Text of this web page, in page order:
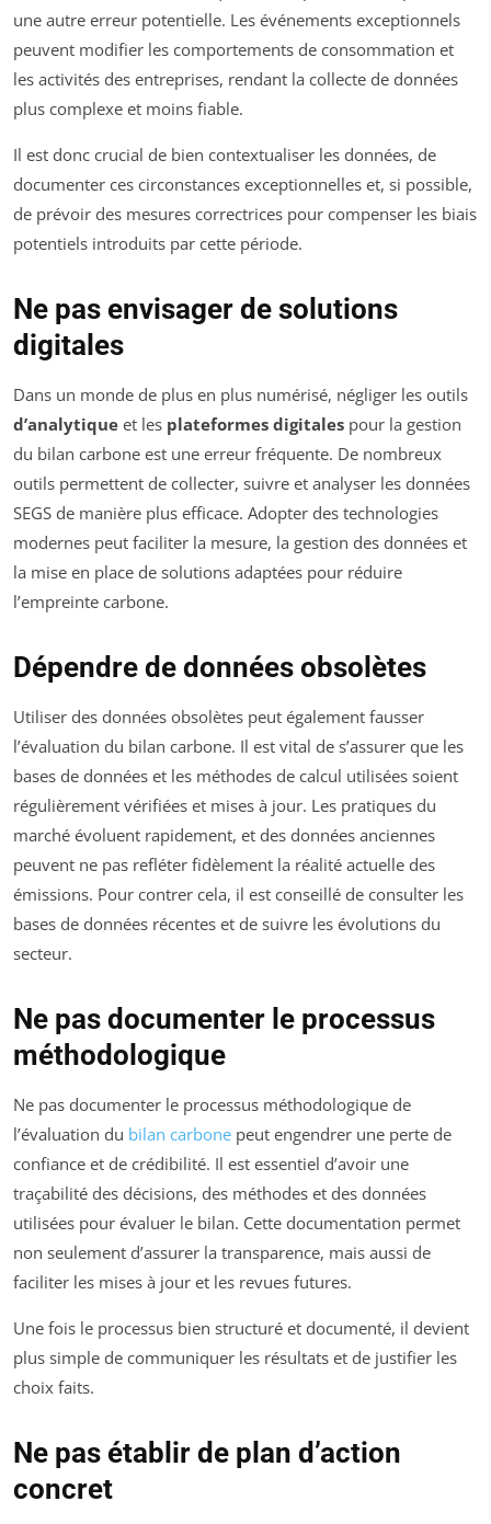
une autre erreur potentielle. Les événements exceptionnels
peuvent modifier les comportements de consommation et
les activités des entreprises, rendant la collecte de données
plus complexe et moins fiable.
Il est donc crucial de bien contextualiser les données, de
documenter ces circonstances exceptionnelles et, si possible,
de prévoir des mesures correctrices pour compenser les biais
potentiels introduits par cette période.
Ne pas envisager de solutions
digitales
Dans un monde de plus en plus numérisé, négliger les outils
d’analytique et les plateformes digitales pour la gestion
du bilan carbone est une erreur fréquente. De nombreux
outils permettent de collecter, suivre et analyser les données
SEGS de manière plus efficace. Adopter des technologies
modernes peut faciliter la mesure, la gestion des données et
la mise en place de solutions adaptées pour réduire
l’empreinte carbone.
Dépendre de données obsolètes
Utiliser des données obsolètes peut également fausser
l’évaluation du bilan carbone. Il est vital de s’assurer que les
bases de données et les méthodes de calcul utilisées soient
régulièrement vérifiées et mises à jour. Les pratiques du
marché évoluent rapidement, et des données anciennes
peuvent ne pas refléter fidèlement la réalité actuelle des
émissions. Pour contrer cela, il est conseillé de consulter les
bases de données récentes et de suivre les évolutions du
secteur.
Ne pas documenter le processus
méthodologique
Ne pas documenter le processus méthodologique de
l’évaluation du bilan carbone peut engendrer une perte de
confiance et de crédibilité. Il est essentiel d’avoir une
traçabilité des décisions, des méthodes et des données
utilisées pour évaluer le bilan. Cette documentation permet
non seulement d’assurer la transparence, mais aussi de
faciliter les mises à jour et les revues futures.
Une fois le processus bien structuré et documenté, il devient
plus simple de communiquer les résultats et de justifier les
choix faits.
Ne pas établir de plan d’action
concret